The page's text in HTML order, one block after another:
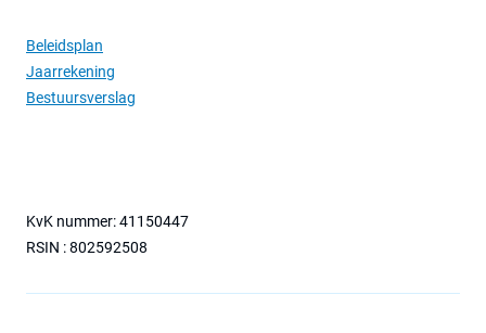
Beleidsplan
Jaarrekening
Bestuursverslag
KvK nummer: 41150447
RSIN : 802592508